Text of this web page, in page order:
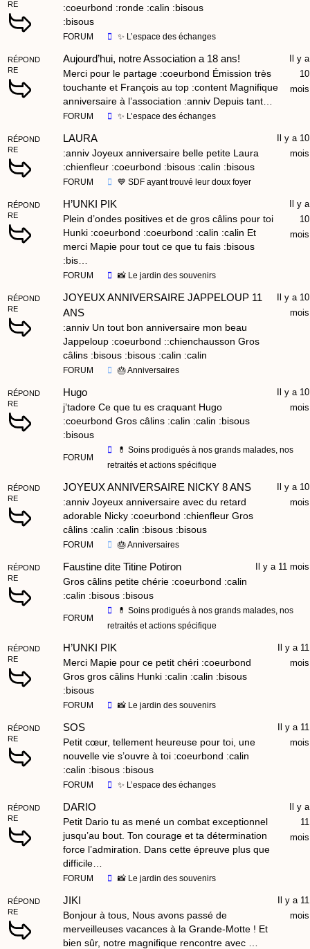
RE
:coeurbond :ronde :calin :bisous
:bisous
FORUM ✨ L’espace des échanges
RÉPOND
RE
Aujourd’hui, notre Association a 18 ans!
Merci pour le partage :coeurbond Émission très
touchante et François au top :content Magnifique
anniversaire à l’association :anniv Depuis tant…
Il y a
10
mois
FORUM ✨ L’espace des échanges
RÉPOND
RE
LAURA
:anniv Joyeux anniversaire belle petite Laura
:chienfleur :coeurbond :bisous :calin :bisous
Il y a 10
mois
FORUM 💙 SDF ayant trouvé leur doux foyer
RÉPOND
RE
H’UNKI PIK
Plein d’ondes positives et de gros câlins pour toi
Hunki :coeurbond :coeurbond :calin :calin Et
merci Mapie pour tout ce que tu fais :bisous
:bis…
Il y a
10
mois
FORUM 📸 Le jardin des souvenirs
RÉPOND
RE
JOYEUX ANNIVERSAIRE JAPPELOUP 11
ANS
:anniv Un tout bon anniversaire mon beau
Jappeloup :coeurbond ::chienchausson Gros
câlins :bisous :bisous :calin :calin
Il y a 10
mois
FORUM 🎂 Anniversaires
RÉPOND
RE
Hugo
j’tadore Ce que tu es craquant Hugo
:coeurbond Gros câlins :calin :calin :bisous
:bisous
Il y a 10
mois
FORUM
💊 Soins prodigués à nos grands malades, nos
retraités et actions spécifique
RÉPOND
RE
JOYEUX ANNIVERSAIRE NICKY 8 ANS
:anniv Joyeux anniversaire avec du retard
adorable Nicky :coeurbond :chienfleur Gros
câlins :calin :calin :bisous :bisous
Il y a 10
mois
FORUM 🎂 Anniversaires
RÉPOND
RE
Faustine dite Titine Potiron
Gros câlins petite chérie :coeurbond :calin
:calin :bisous :bisous
Il y a 11 mois
FORUM
💊 Soins prodigués à nos grands malades, nos
retraités et actions spécifique
RÉPOND
RE
H’UNKI PIK
Merci Mapie pour ce petit chéri :coeurbond
Gros gros câlins Hunki :calin :calin :bisous
:bisous
Il y a 11
mois
FORUM 📸 Le jardin des souvenirs
RÉPOND
RE
SOS
Petit cœur, tellement heureuse pour toi, une
nouvelle vie s’ouvre à toi :coeurbond :calin
:calin :bisous :bisous
Il y a 11
mois
FORUM ✨ L’espace des échanges
RÉPOND
RE
DARIO
Petit Dario tu as mené un combat exceptionnel
jusqu’au bout. Ton courage et ta détermination
force l’admiration. Dans cette épreuve plus que
difficile…
Il y a
11
mois
FORUM 📸 Le jardin des souvenirs
RÉPOND
RE
JIKI
Bonjour à tous, Nous avons passé de
merveilleuses vacances à la Grande-Motte ! Et
bien sûr, notre magnifique rencontre avec …
Il y a 11
mois